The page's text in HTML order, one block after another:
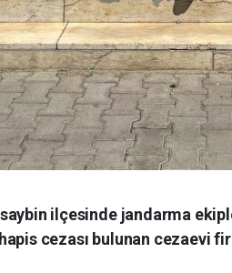
ilçesinde jandarma
cezası bulunan cezaevi